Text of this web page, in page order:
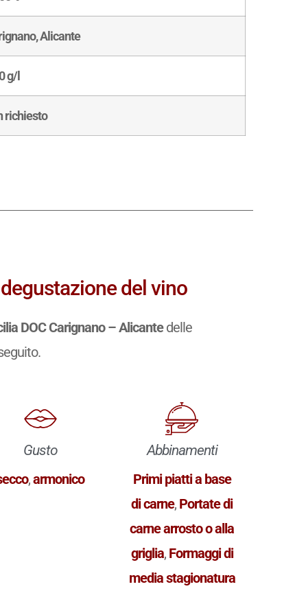
Alicante
g/l
richiesto
del vino
DOC Carignano – Alicantedelle
Gusto
,armonico
Abbinamenti
Primi piatti a base
di carne, Portate di
carne arrosto o alla
griglia, Formaggi di
media stagionatura